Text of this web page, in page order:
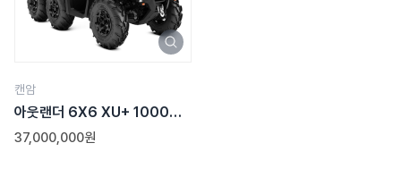
캔암
아웃랜더 6X6 XU+ 1000
(80마력)
37,000,000원